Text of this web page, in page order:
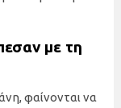
με τη
φαίνονται να